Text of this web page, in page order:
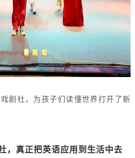
剧社，为孩子们读懂世界打开了新
，真正把英语应用到生活中去